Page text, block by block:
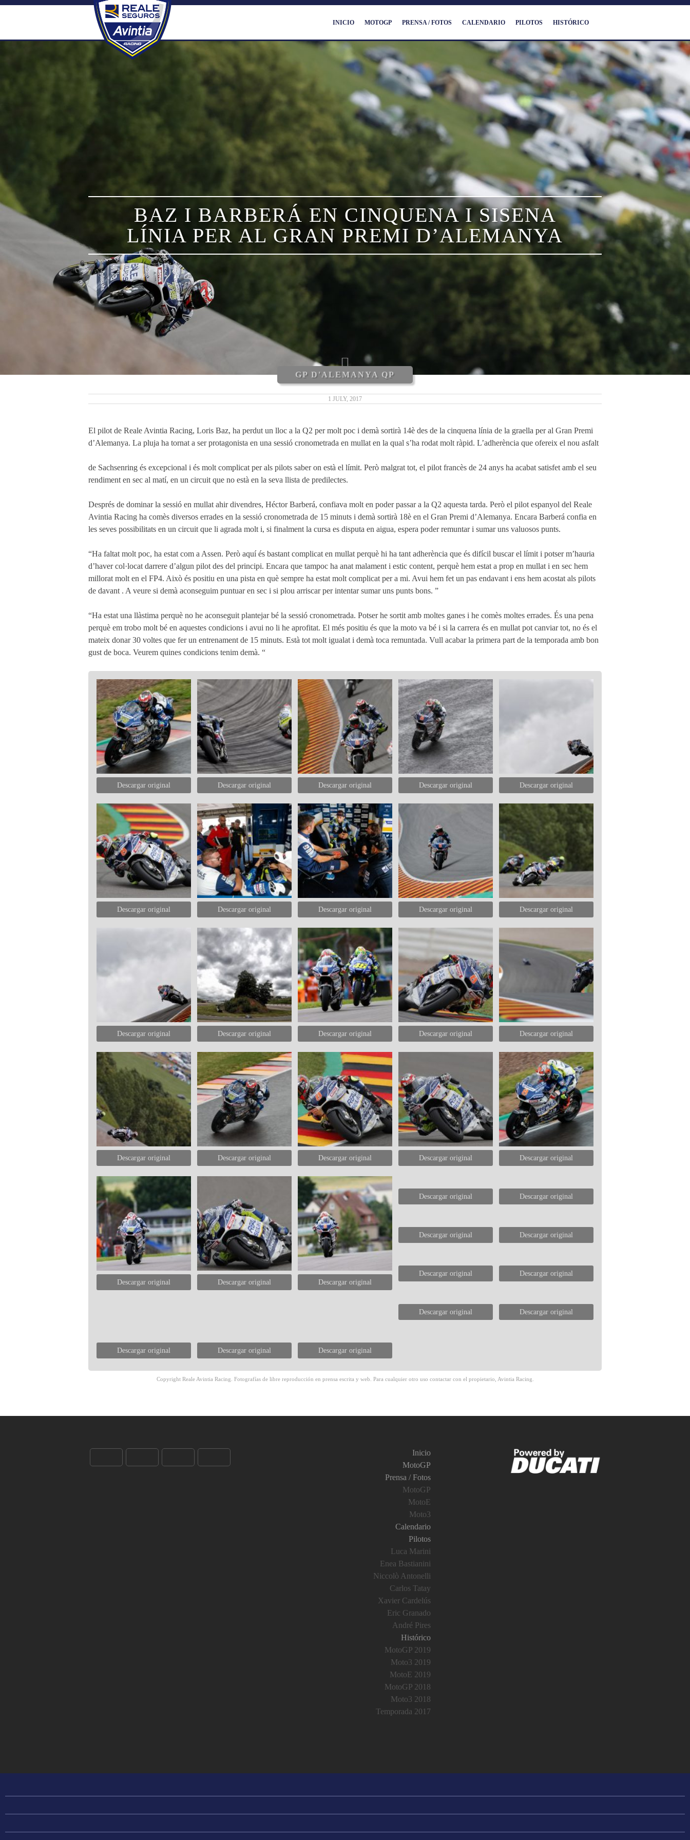
Skip
INICIO MOTOGP PRENSA / FOTOS CALENDARIO PILOTOS HISTÓRICO
BAZ I BARBERÁ EN CINQUENA I SISENA
LÍNIA PER AL GRAN PREMI D’ALEMANYA
GP D'ALEMANYA QP
1 JULY, 2017
El pilot de Reale Avintia Racing, Loris Baz, ha perdut un lloc a la Q2 per molt poc i demà sortirà 14è des de la cinquena línia de la graella per al Gran Premi
d’Alemanya. La pluja ha tornat a ser protagonista en una sessió cronometrada en mullat en la qual s’ha rodat molt ràpid. L’adherència que ofereix el nou asfalt
de Sachsenring és excepcional i és molt complicat per als pilots saber on està el límit. Però malgrat tot, el pilot francès de 24 anys ha acabat satisfet amb el seu
rendiment en sec al matí, en un circuit que no està en la seva llista de predilectes.
Després de dominar la sessió en mullat ahir divendres, Héctor Barberá, confiava molt en poder passar a la Q2 aquesta tarda. Però el pilot espanyol del Reale
Avintia Racing ha comès diversos errades en la sessió cronometrada de 15 minuts i demà sortirà 18è en el Gran Premi d’Alemanya. Encara Barberá confia en
les seves possibilitats en un circuit que li agrada molt i, si finalment la cursa es disputa en aigua, espera poder remuntar i sumar uns valuosos punts.
“Ha faltat molt poc, ha estat com a Assen. Però aquí és bastant complicat en mullat perquè hi ha tant adherència que és difícil buscar el límit i potser m’hauria
d’haver col·locat darrere d’algun pilot des del principi. Encara que tampoc ha anat malament i estic content, perquè hem estat a prop en mullat i en sec hem
millorat molt en el FP4. Això és positiu en una pista en què sempre ha estat molt complicat per a mi. Avui hem fet un pas endavant i ens hem acostat als pilots
de davant . A veure si demà aconseguim puntuar en sec i si plou arriscar per intentar sumar uns punts bons. ”
“Ha estat una llàstima perquè no he aconseguit plantejar bé la sessió cronometrada. Potser he sortit amb moltes ganes i he comès moltes errades. És una pena
perquè em trobo molt bé en aquestes condicions i avui no li he aprofitat. El més positiu és que la moto va bé i si la carrera és en mullat pot canviar tot, no és el
mateix donar 30 voltes que fer un entrenament de 15 minuts. Està tot molt igualat i demà toca remuntada. Vull acabar la primera part de la temporada amb bon
gust de boca. Veurem quines condicions tenim demà. “
Descargar original Descargar original Descargar original Descargar original Descargar original
Descargar original Descargar original Descargar original Descargar original Descargar original
Descargar original Descargar original Descargar original Descargar original Descargar original
Descargar original Descargar original Descargar original Descargar original Descargar original
Descargar original Descargar original Descargar original
Descargar original Descargar original
Descargar original Descargar original
Descargar original Descargar original
Descargar original Descargar original
Descargar original Descargar original Descargar original
Copyright Reale Avintia Racing. Fotografías de libre reproducción en prensa escrita y web. Para cualquier otro uso contactar con el propietario, Avintia Racing.
Inicio
MotoGP
Prensa / Fotos
MotoGP
MotoE
Moto3
Calendario
Pilotos
Luca Marini
Enea Bastianini
Niccolò Antonelli
Carlos Tatay
Xavier Cardelús
Eric Granado
André Pires
Histórico
MotoGP 2019
Moto3 2019
MotoE 2019
MotoGP 2018
Moto3 2018
Temporada 2017